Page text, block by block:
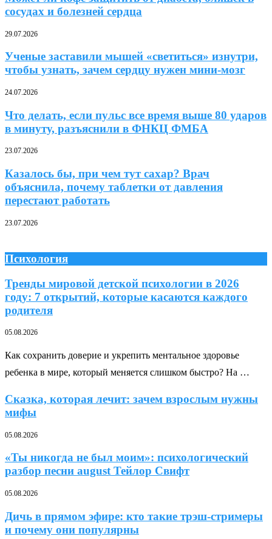
сосудах и болезней сердца
29.07.2026
Ученые заставили мышей «светиться» изнутри,
чтобы узнать, зачем сердцу нужен мини-мозг
24.07.2026
Что делать, если пульс все время выше 80 ударов
в минуту, разъяснили в ФНКЦ ФМБА
23.07.2026
Казалось бы, при чем тут сахар? Врач
объяснила, почему таблетки от давления
перестают работать
23.07.2026
Психология
Тренды мировой детской психологии в 2026
году: 7 открытий, которые касаются каждого
родителя
05.08.2026
Как сохранить доверие и укрепить ментальное здоровье
ребенка в мире, который меняется слишком быстро? На …
Сказка, которая лечит: зачем взрослым нужны
мифы
05.08.2026
«Ты никогда не был моим»: психологический
разбор песни august Тейлор Свифт
05.08.2026
Дичь в прямом эфире: кто такие трэш-стримеры
и почему они популярны